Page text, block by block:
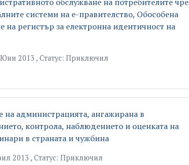
системи на е-правителство, Oбособена
на регистър за електронна идентичност на
2013 , Статус: Приключил
на администрацията, ангажирана в
контрола, наблюдението и оценката на
в страната и чужбина
2013 , Статус: Приключил